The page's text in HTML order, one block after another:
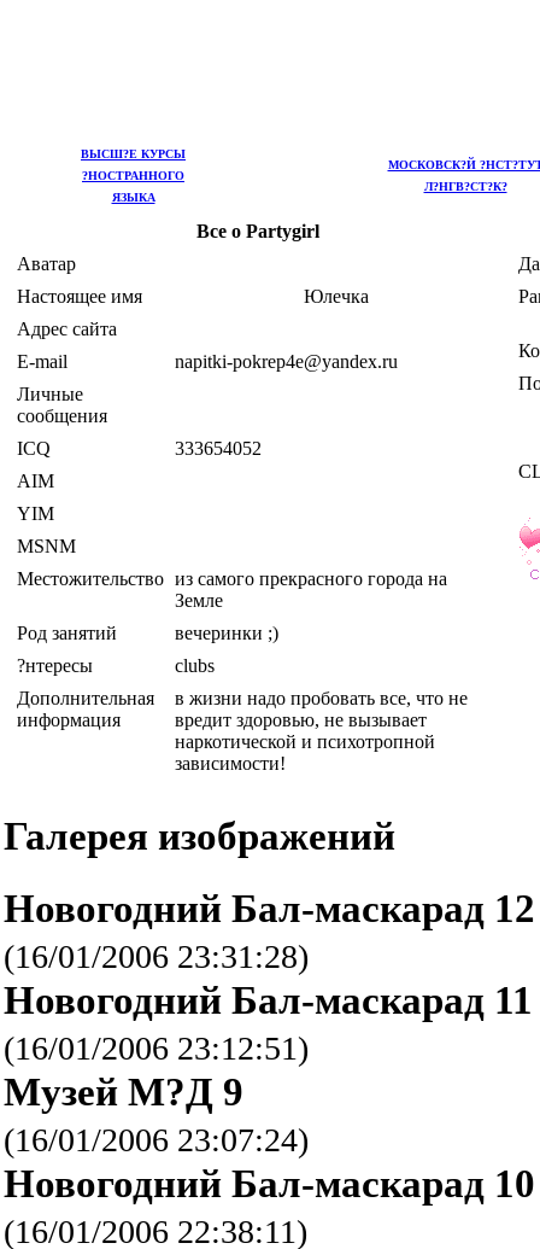
МОСКОВСК?Й
Л?НГВ?СТ?К?
ВЫСШ?Е КУРСЫ
?НОСТРАННОГО
ЯЗЫКА
Все о Partygirl
Аватар
Настоящее имя
Юлечка
Адрес сайта
E-mail
napitki-pokrep4e@yandex.ru
Личные
сообщения
ICQ
333654052
AIM
YIM
MSNM
Местожительство из самого прекрасного города на
Земле
Род занятий
вечеринки ;)
?нтересы
clubs
Дополнительная
информация
в жизни надо пробовать все, что не
вредит здоровью, не вызывает
наркотической и психотропной
зависимости!
Галерея изображений
Новогодний Бал-маскарад 12
(16/01/2006 23:31:28)
Новогодний Бал-маскарад 11
(16/01/2006 23:12:51)
Музей М?Д 9
(16/01/2006 23:07:24)
Новогодний Бал-маскарад 10
(16/01/2006 22:38:11)